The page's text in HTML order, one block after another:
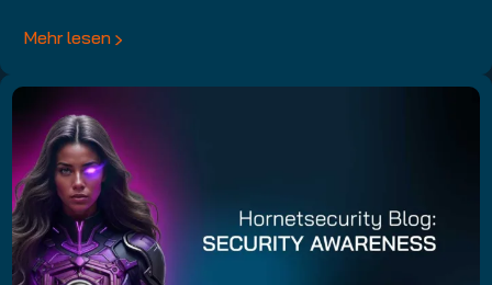
Mehr lesen